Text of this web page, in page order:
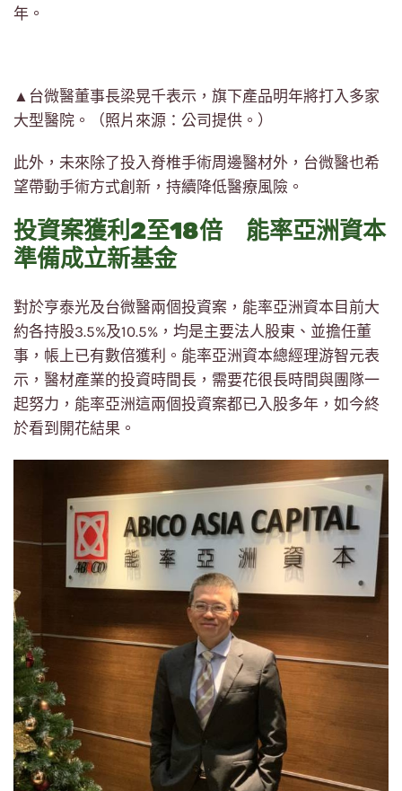
年。
▲台微醫董事長梁晃千表示，旗下產品明年將打入多家
大型醫院。（照片來源：公司提供。）
此外，未來除了投入脊椎手術周邊醫材外，台微醫也希
望帶動手術方式創新，持續降低醫療風險。
投資案獲利2至18倍 能率亞洲資本
準備成立新基金
對於亨泰光及台微醫兩個投資案，能率亞洲資本目前大
約各持股3.5%及10.5%，均是主要法人股東、並擔任董
事，帳上已有數倍獲利。能率亞洲資本總經理游智元表
示，醫材產業的投資時間長，需要花很長時間與團隊一
起努力，能率亞洲這兩個投資案都已入股多年，如今終
於看到開花結果。